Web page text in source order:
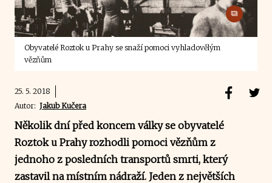
Obyvatelé Roztok u Prahy se snaží pomoci vyhladovělým
vězňům
25. 5. 2018
Autor: Jakub Kučera
Několik dní před koncem války se obyvatelé
Roztok u Prahyrozhodli pomoci vězňům z
jednoho z posledních transportů smrti, který
zastavil na místním nádraží. Jeden z největších